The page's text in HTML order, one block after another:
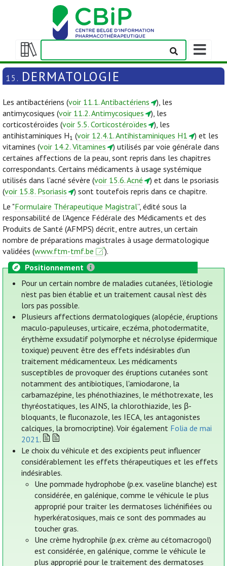
Afficher/masquer
la
table
matières
Afficher/
la
barre
navigation
15. DERMATOLOGIE
Les antibactériens (voir 11.1. Antibactériens
), les
antimycosiques (voir 11.2. Antimycosiques
), les
corticostéroïdes (voir 5.5. Corticostéroïdes
), les
antihistaminiques H1 (voir 12.4.1. Antihistaminiques H1
) et les
vitamines (voir 14.2. Vitamines
) utilisés par voie générale dans
certaines affections de la peau, sont repris dans les chapitres
correspondants. Certains médicaments à usage systémique
utilisés dans l’acné sévère (voir 15.6. Acné
) et dans le psoriasis
(voir 15.8. Psoriasis
) sont toutefois repris dans ce chapitre.
Le "Formulaire Thérapeutique Magistral”, édité sous la
responsabilité de l’Agence Fédérale des Médicaments et des
Produits de Santé (AFMPS) décrit, entre autres, un certain
nombre de préparations magistrales à usage dermatologique
validées (www.ftm-tmf.be
).
Positionnement
Pour un certain nombre de maladies cutanées, l'étiologie
n’est pas bien établie et un traitement causal n'est dès
lors pas possible.
Plusieurs affections dermatologiques (alopécie, éruptions
maculo-papuleuses, urticaire, eczéma, photodermatite,
érythème exsudatif polymorphe et nécrolyse épidermique
toxique) peuvent être des effets indésirables d'un
traitement médicamenteux. Les médicaments
susceptibles de provoquer des éruptions cutanées sont
notamment des antibiotiques, l'amiodarone, la
carbamazépine, les phénothiazines, le méthotrexate, les
thyréostatiques, les AINS, la chlorothiazide, les β-
bloquants, le fluconazole, les IECA, les antagonistes
calciques, la bromocriptine). Voir également Folia de mai
2021.
Le choix du véhicule et des excipients peut influencer
considérablement les effets thérapeutiques et les effets
indésirables.
Une pommade hydrophobe (p.ex. vaseline blanche) est
considérée, en galénique, comme le véhicule le plus
approprié pour traiter les dermatoses lichénifiées ou
hyperkératosiques, mais ce sont des pommades au
toucher gras.
Une crème hydrophile (p.ex. crème au cétomacrogol)
est considérée, en galénique, comme le véhicule le
plus approprié pour le traitement des dermatoses